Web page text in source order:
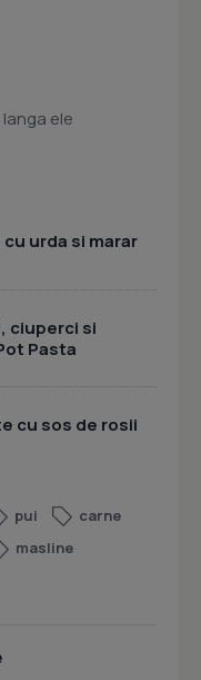
ele
urda si marar
ciuperci si
Pasta
cu sos de rosii
pui
carne
masline